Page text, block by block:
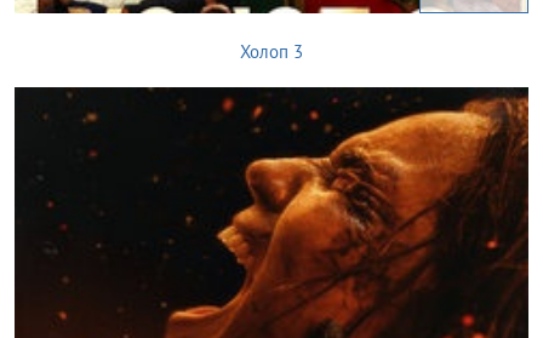
Холоп 3